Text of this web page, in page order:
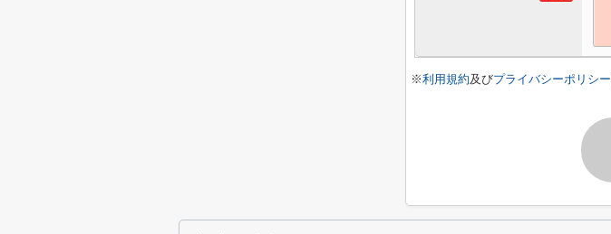
※利用規約及びプライバシーポリシー